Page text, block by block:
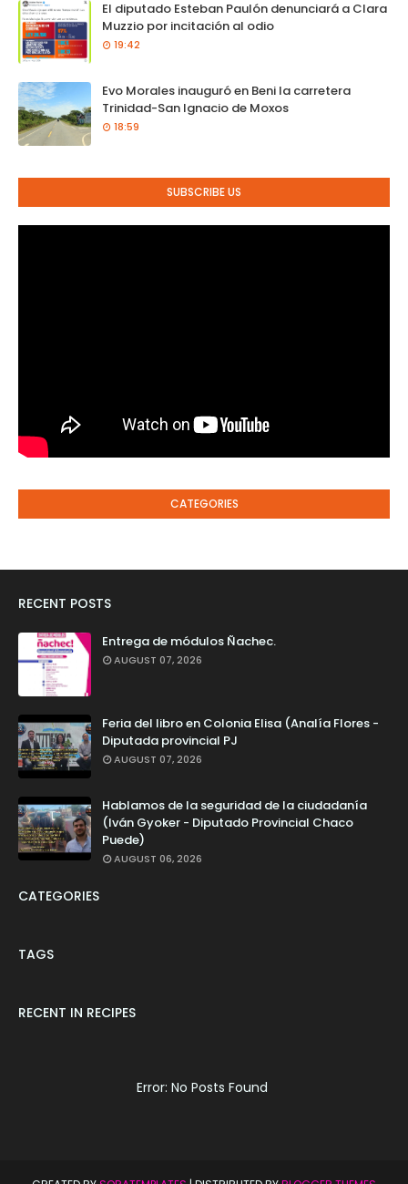
El diputado Esteban Paulón denunciará a Clara
Muzzio por incitación al odio
19:42
Evo Morales inauguró en Beni la carretera
Trinidad-San Ignacio de Moxos
18:59
SUBSCRIBE US
CATEGORIES
RECENT POSTS
Entrega de módulos Ñachec.
AUGUST 07, 2026
Feria del libro en Colonia Elisa (Analía Flores -
Diputada provincial PJ
AUGUST 07, 2026
Hablamos de la seguridad de la ciudadanía
(Iván Gyoker - Diputado Provincial Chaco
Puede)
AUGUST 06, 2026
CATEGORIES
TAGS
RECENT IN RECIPES
Error: No Posts Found